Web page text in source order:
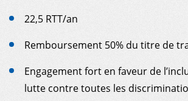
22,5 RTT/an
Remboursement 50% du titre de
Engagement fort en faveur de
lutte contre toutes les